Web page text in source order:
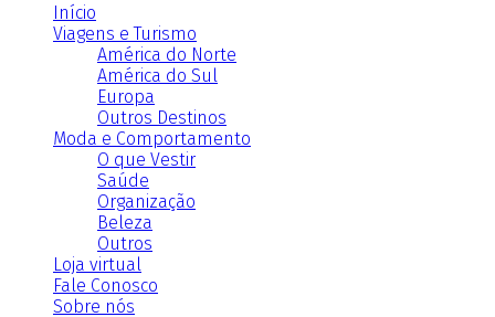
Início
Viagens e Turismo
América do Norte
América do Sul
Europa
Outros Destinos
Moda e Comportamento
O que Vestir
Saúde
Organização
Beleza
Outros
Loja virtual
Fale Conosco
Sobre nós